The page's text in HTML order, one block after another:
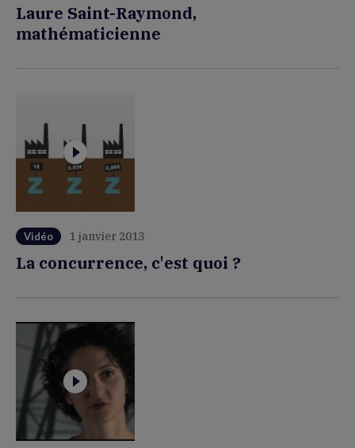
Laure Saint-Raymond,
mathématicienne
Vidéo 1 janvier 2013
La concurrence, c'est quoi ?